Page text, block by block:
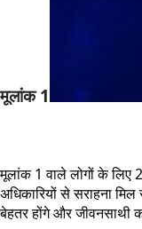
मूलांक 1
मूलांक 1 वाले लोगों के लिए
अधिकारियों से सराहना
बेहतर होंगे और जीवनसाथी